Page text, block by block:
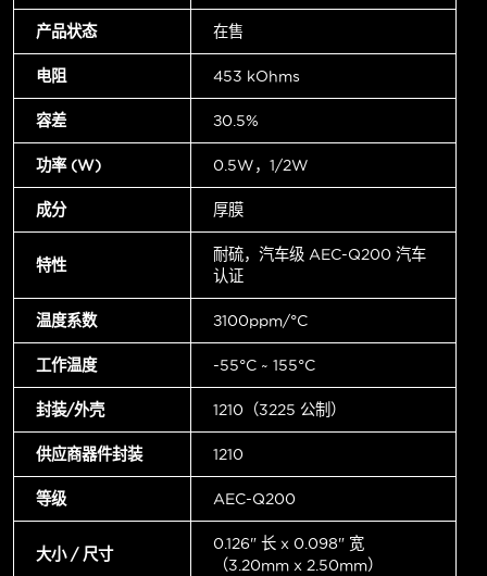
产品状态 在售
电阻 453 kOhms
容差 ±0.5%
功率 (W) 0.5W，1/2W
成分 厚膜
特性
耐硫，汽车级 AEC-Q200 汽车
认证
温度系数 ±100ppm/°C
工作温度 -55°C ~ 155°C
封装/外壳 1210（3225 公制）
供应商器件封装 1210
等级 AEC-Q200
大小 / 尺寸
0.126" 长 x 0.098" 宽
（3.20mm x 2.50mm）